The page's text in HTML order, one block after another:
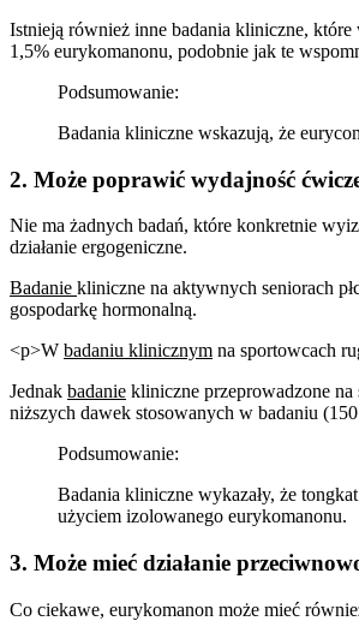
Istnieją również inne badania kliniczne,
1,5% eurykomanonu, podobnie jak te
Podsumowanie:
Badania kliniczne wskazują, że
2. Może poprawić wydajność
Nie ma żadnych badań, które konkretnie
działanie ergogeniczne.
Badanie kliniczne na aktywnych seniorach
gospodarkę hormonalną.
<p>W badaniu klinicznym na sportowcach
Jednak badanie kliniczne przeprowadzone
niższych dawek stosowanych w badaniu
Podsumowanie:
Badania kliniczne wykazały, że
użyciem izolowanego eurykomanonu.
3. Może mieć działanie
Co ciekawe, eurykomanon może mieć